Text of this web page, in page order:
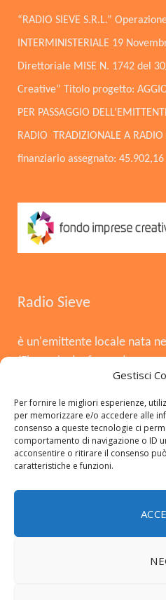
Gestisci
Per fornire le migliori esperienze,
per memorizzare e/o accedere alle
consenso a queste tecnologie ci
comportamento di navigazione o ID
acconsentire o ritirare il consenso
caratteristiche e funzioni.
“RADIO SIEVE S.R.L.”
INTERMINISTERIALE 19
Direttoriale MISE N. 1742 del
Creative” Titolo progetto:
PER PASSAGGIO
RADIO TRADIZIONALE A RADIO
finanziario assegnato:
Radio Sieve
è un'emittente locale nata
e il Mugello. Dopo la
onda il 3 agosto 2015,
cronaca e approfondimenti.
una radio del territorio, con
DAB+ e sui social.
Copyright © 2026 radiosieve.it